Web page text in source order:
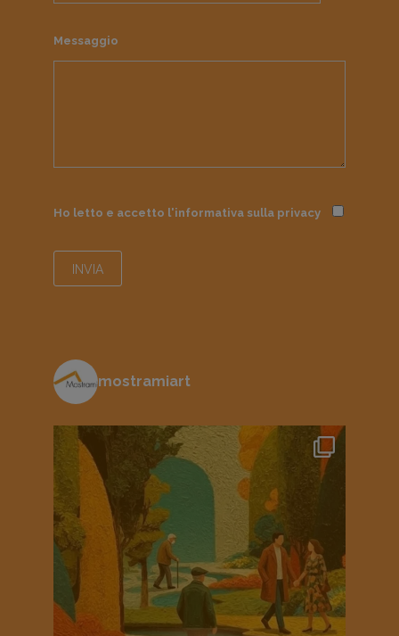
Messaggio
Ho letto e accetto l'informativa sulla privacy
mostramiart